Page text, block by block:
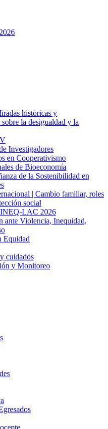
históricas y
la desigualdad y la
Investigadores
en Cooperativismo
de Bioeconomía
de la Sostenibilidad en
| Cambio familiar, roles
social
LAC 2026
ante Violencia, Inequidad,
Equidad
cuidados
y Monitoreo